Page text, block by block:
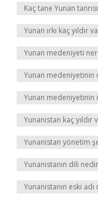
Kaç tane Yunan
Yunan ırkı kaç yıldır
Yunan medeniyeti
Yunan medeniyetinin
Yunan
Yunanistan kaç yıldır
Yunanistan yönetim
Yunanistanın dili nedir
Yunanistanın eski adı